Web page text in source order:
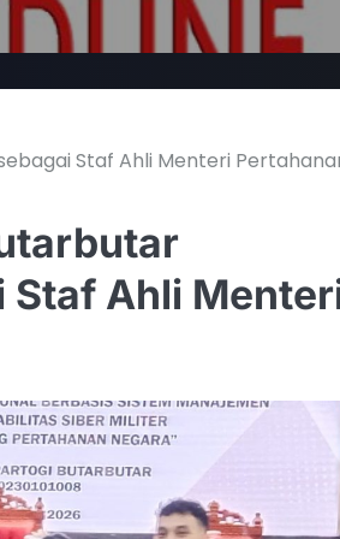
Staf Ahli Menteri
Staf Ahli